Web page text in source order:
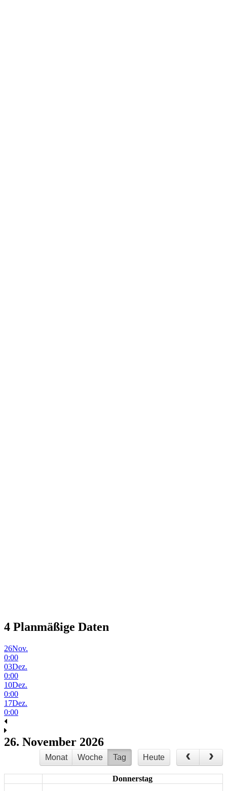
4 Planmäßige Daten
26Nov.
0:00
03Dez.
0:00
10Dez.
0:00
17Dez.
0:00
26. November 2026
Monat Woche Tag Heute
Donnerstag